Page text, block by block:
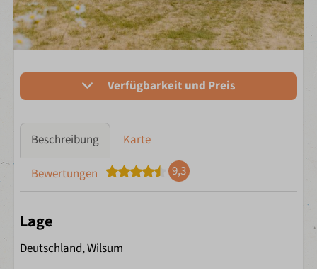
Verfügbarkeit und Preis
Beschreibung
Karte
Bewertungen
9,3
Lage
Deutschland, Wilsum